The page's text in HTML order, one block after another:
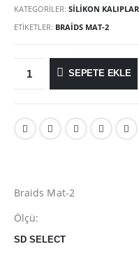
KATEGORILER: SILIKON KALIPLAR
ETIKETLER: BRAIDS MAT-2
SEPETE EKLE
Braids Mat-2
Ölçü:
SD SELECT